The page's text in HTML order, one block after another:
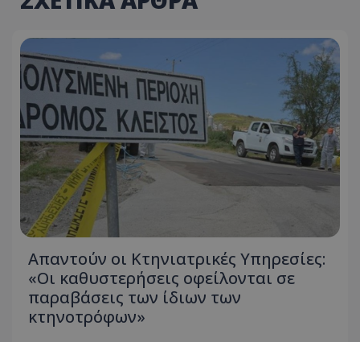
Απαντούν οι Κτηνιατρικές Υπηρεσίες:
«Οι καθυστερήσεις οφείλονται σε
παραβάσεις των ίδιων των
κτηνοτρόφων»